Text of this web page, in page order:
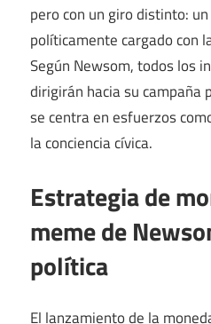
pero con un giro distinto:
políticamente cargado con
Según Newsom, todos los
dirigirán hacia su campaña
se centra en esfuerzos
la conciencia cívica.
Estrategia de
meme de
política
El lanzamiento de la